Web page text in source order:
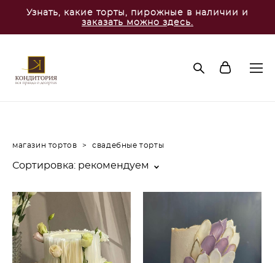
Узнать, какие торты, пирожные в наличии и
заказать можно здесь.
магазин тортов > свадебные торты
Сортировка: рекомендуем